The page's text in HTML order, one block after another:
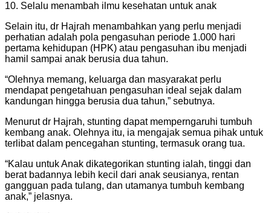
10. Selalu menambah ilmu kesehatan untuk anak
Selain itu, dr Hajrah menambahkan yang perlu menjadi
perhatian adalah pola pengasuhan periode 1.000 hari
pertama kehidupan (HPK) atau pengasuhan ibu menjadi
hamil sampai anak berusia dua tahun.
“Olehnya memang, keluarga dan masyarakat perlu
mendapat pengetahuan pengasuhan ideal sejak dalam
kandungan hingga berusia dua tahun,” sebutnya.
Menurut dr Hajrah, stunting dapat memperngaruhi tumbuh
kembang anak. Olehnya itu, ia mengajak semua pihak untuk
terlibat dalam pencegahan stunting, termasuk orang tua.
“Kalau untuk Anak dikategorikan stunting ialah, tinggi dan
berat badannya lebih kecil dari anak seusianya, rentan
gangguan pada tulang, dan utamanya tumbuh kembang
anak,” jelasnya.